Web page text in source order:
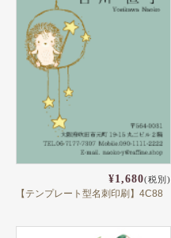
¥1,680(税別)
【テンプレート型名刺印刷】4C88